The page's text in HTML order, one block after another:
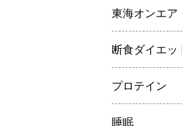
東海オンエア
断食ダイエッ
プロテイン
睡眠